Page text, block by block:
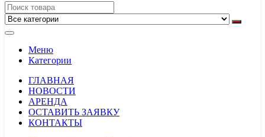
Меню
Категории
ГЛАВНАЯ
НОВОСТИ
АРЕНДА
ОСТАВИТЬ ЗАЯВКУ
КОНТАКТЫ